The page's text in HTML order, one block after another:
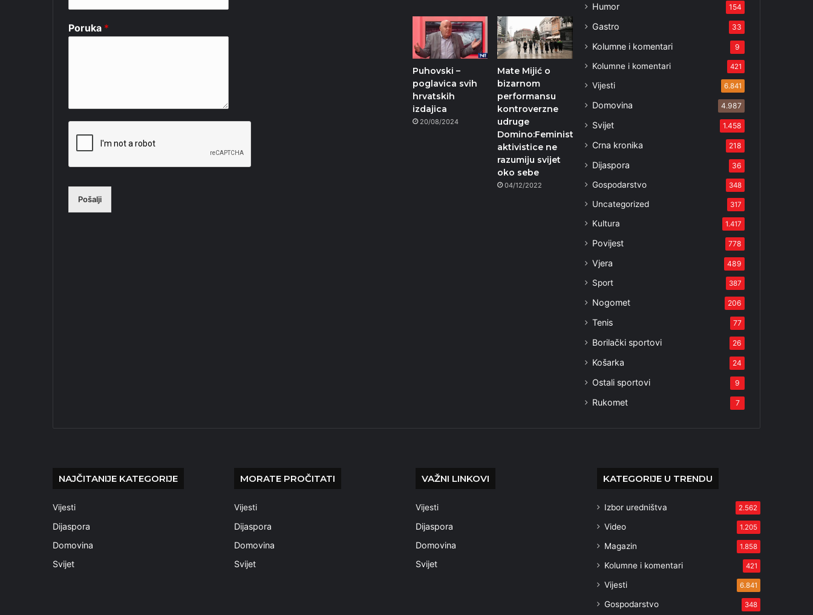
Poruka *
Pošalji
Puhovski –
poglavica svih
hrvatskih
izdajica
20/08/2024
Mate Mijić o
bizarnom
performansu
kontroverzne
udruge
Domino:Feminističke
aktivistice ne
razumiju svijet
oko sebe
04/12/2022
Humor 154
Gastro 33
Kolumne i komentari 9
Kolumne i komentari 421
Vijesti 6.841
Domovina 4.987
Svijet 1.458
Crna kronika 218
Dijaspora 36
Gospodarstvo 348
Uncategorized 317
Kultura 1.417
Povijest 778
Vjera 489
Sport 387
Nogomet 206
Tenis 77
Borilački sportovi 26
Košarka 24
Ostali sportovi 9
Rukomet 7
NAJČITANIJE KATEGORIJE
Vijesti
Dijaspora
Domovina
Svijet
MORATE PROČITATI
Vijesti
Dijaspora
Domovina
Svijet
VAŽNI LINKOVI
Vijesti
Dijaspora
Domovina
Svijet
KATEGORIJE U TRENDU
Izbor uredništva 2.562
Video 1.205
Magazin 1.858
Kolumne i komentari 421
Vijesti 6.841
Gospodarstvo 348